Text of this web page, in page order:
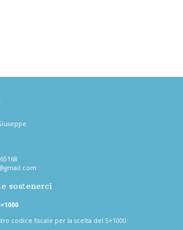
sostenerci
codice fiscale per la scelta del 5×1000: